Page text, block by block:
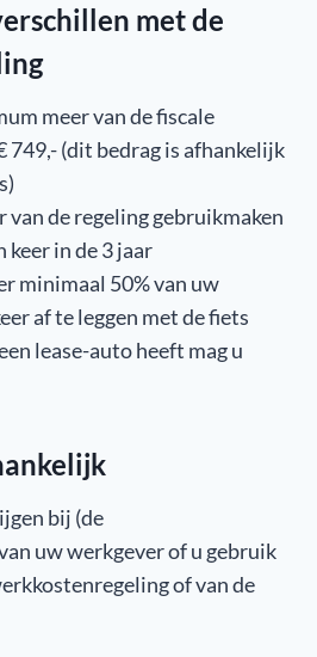
met de
meer van de fiscale
749,- (dit bedrag is afhankelijk
van de regeling gebruikmaken
keer in de 3 jaar
minimaal 50% van uw
af te leggen met de fiets
lease-auto heeft mag u
bij (de
uw werkgever of u gebruik
of van de